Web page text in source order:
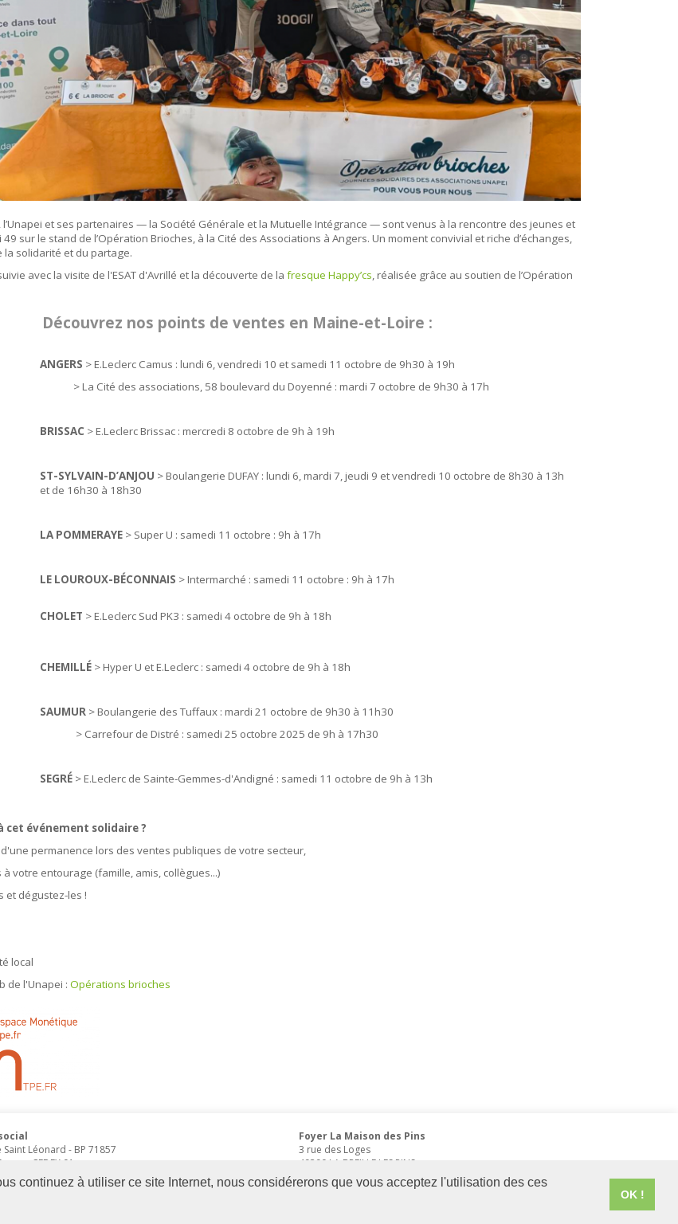
continuez à utiliser ce site Internet, nous considérerons que vous acceptez l'utilisation des ces
OK !
et ses partenaires — la Société Générale et la Mutuelle Intégrance — sont venus à la rencontre des jeunes et
49 sur le stand de l’Opération Brioches, à la Cité des Associations à Angers. Un moment convivial et riche d’échanges,
la solidarité et du partage.
avec la visite de l'ESAT d'Avrillé et la découverte de lafresque Happy’cs, réalisée grâce au soutien de l’Opération
Découvrez nos points de ventes en Maine-et-Loire :
ANGERS > E.Leclerc Camus : lundi 6, vendredi 10 et samedi 11 octobre de 9h30 à 19h
> La Cité des associations, 58 boulevard du Doyenné : mardi 7 octobre de 9h30 à 17h
BRISSAC > E.Leclerc Brissac : mercredi 8 octobre de 9h à 19h
ST-SYLVAIN-D’ANJOU > Boulangerie DUFAY : lundi 6, mardi 7, jeudi 9 et vendredi 10 octobre de 8h30 à 13h
et de 16h30 à 18h30
LA POMMERAYE > Super U : samedi 11 octobre : 9h à 17h
LE LOUROUX-BÉCONNAIS > Intermarché : samedi 11 octobre : 9h à 17h
CHOLET > E.Leclerc Sud PK3 : samedi 4 octobre de 9h à 18h
CHEMILLÉ > Hyper U et E.Leclerc : samedi 4 octobre de 9h à 18h
SAUMUR> Boulangerie des Tuffaux : mardi 21 octobre de 9h30 à 11h30
> Carrefour de Distré : samedi 25 octobre 2025 de 9h à 17h30
SEGRÉ> E.Leclerc de Sainte-Gemmes-d'Andigné : samedi 11 octobre de 9h à 13h
cet événement solidaire ?
permanence lors des ventes publiques de votre secteur,
votre entourage (famille, amis, collègues...)
et dégustez-les !
local
de l'Unapei :Opérations brioches
Saint Léonard - BP 71857
Angers
CEDEX 01
98 50
Foyer La Maison des Pins
3 rue des Loges
49390 LA BREILLE LES PINS
02 41 52 87 84